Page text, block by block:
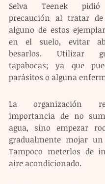
Selva Teenek pidió
precaución al tratar
alguno de estos
en el suelo, evitar
besarlos. Utilizar
tapabocas; ya que
parásitos o alguna
La organización
importancia de no
agua, sino empezar
gradualmente mojar
Tampoco meterlos de
aire acondicionado.